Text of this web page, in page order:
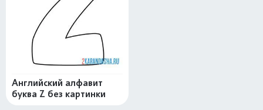
Английский алфавит
буква Z без картинки